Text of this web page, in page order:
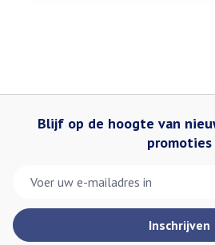
Blijf op de hoogte van
promoties
Inschrijven